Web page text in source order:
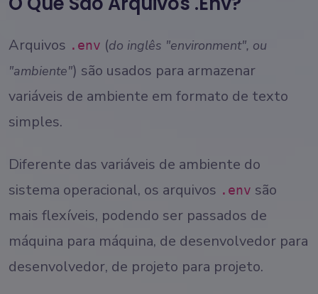
Arquivos .env (do inglês "environment", ou
"ambiente") são usados para armazenar
variáveis de ambiente em formato de texto
simples.
Diferente das variáveis de ambiente do
sistema operacional, os arquivos .env são
mais flexíveis, podendo ser passados de
máquina para máquina, de desenvolvedor para
desenvolvedor, de projeto para projeto.